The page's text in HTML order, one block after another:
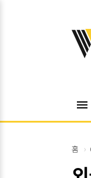
위
menu
홈